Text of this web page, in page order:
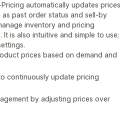
automatically updates prices
as past order status and sell-by
inventory and pricing
is also intuitive and simple to use;
prices based on demand and
continuously update pricing
by adjusting prices over